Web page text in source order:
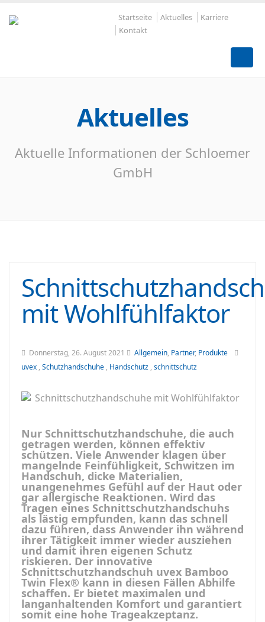
Startseite Aktuelles
Karriere
Kontakt
Aktuelles
Aktuelle Informationen der Schloemer
GmbH
mit Wohlfühlfaktor
Donnerstag, 26. August 2021 Allgemein, Partner, Produkte
uvex , Schutzhandschuhe , Handschutz , schnittschutz
Nur Schnittschutzhandschuhe, die auch
getragen werden, können effektiv
schützen. Viele Anwender klagen über
mangelnde Feinfühligkeit, Schwitzen im
Handschuh, dicke Materialien,
unangenehmes Gefühl auf der Haut oder
gar allergische Reaktionen. Wird das
Tragen eines Schnittschutzhandschuhs
als lästig empfunden, kann das schnell
dazu führen, dass Anwender ihn während
ihrer Tätigkeit immer wieder ausziehen
und damit ihren eigenen Schutz
riskieren. Der innovative
Schnittschutzhandschuh uvex Bamboo
Twin Flex® kann in diesen Fällen Abhilfe
schaffen. Er bietet maximalen und
langanhaltenden Komfort und garantiert
somit eine hohe Trageakzeptanz.